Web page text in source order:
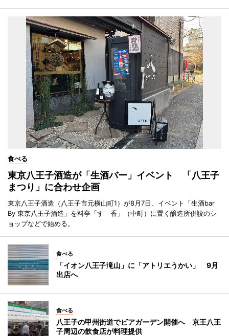
食べる
東京八王子酒造が「生酒バー」イベント 「八王子
まつり」に合わせ企画
東京八王子酒造（八王子市元横山町1）が8月7日、イベント「生酒bar
By 東京八王子酒造」を料亭「すゞ香」（中町）に置く醸造所併設のシ
ョップなどで始める。
食べる
「イオン八王子滝山」に「アトリエうかい」 9月
出店へ
食べる
八王子の甲州街道でビアガーデン開催へ 京王八王
子周辺の飲食店が料理提供